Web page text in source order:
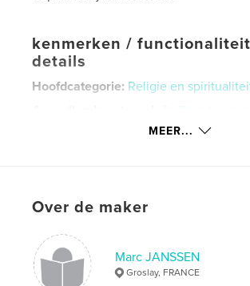
kenmerken /
details
Hoofdcategorie: Religie en
Biografieën en memoires
TaalFrench
Trefwoorden
Calligraphie , Cancer ,
MEER...
Over de maker
Marc JANSSEN
Groslay, FRANCE